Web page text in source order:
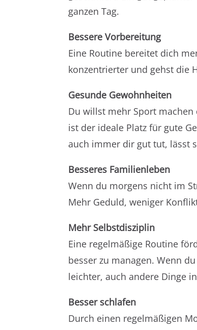
ganzen Tag.
Bessere Vorbereitung
Eine Routine bereitet dich
konzentrierter und gehst die
Gesunde Gewohnheiten
Du willst mehr Sport
ist der ideale Platz für gute
auch immer dir gut tut, lässt
Besseres Familienleben
Wenn du morgens nicht im
Mehr Geduld, weniger
Mehr Selbstdisziplin
Eine regelmäßige Routine
besser zu managen. Wenn
leichter, auch andere Dinge
Besser schlafen
Durch einen regelmäßigen